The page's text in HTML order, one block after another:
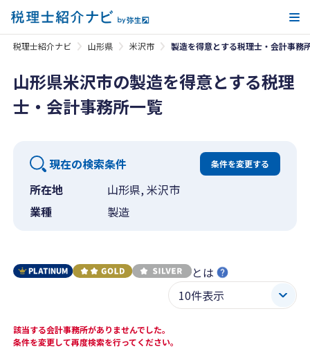
税理士紹介ナビ 山形県 米沢市 製造を得意とする税理士・会計事務
山形県米沢市の製造を得意とする税理
士・会計事務所一覧
現在の検索条件 条件を変更する
所在地
山形県, 米沢市
業種
製造
とは
該当する会計事務所がありませんでした。
条件を変更して再度検索を行ってください。